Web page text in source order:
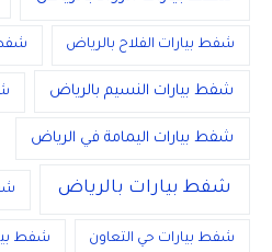
شفط بيارات الفلاح بالرياض شفط
شفط بيارات النسيم بالرياض
شفط بيارات اليمامة في الرياض
شفط بيارات بالرياض
شفط بيارات حي التعاون شفط